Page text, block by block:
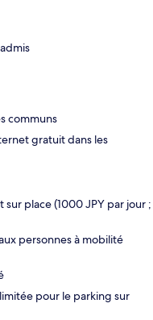
communs
gratuit dans les
place (1000 JPY par jour ;
personnes à mobilité
pour le parking sur